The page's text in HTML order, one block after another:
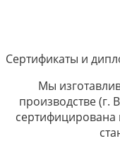
Сертификаты и
Мы
производстве (г.
сертифицирована